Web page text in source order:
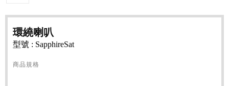
環繞喇叭
型號 : SapphireSat
商品規格